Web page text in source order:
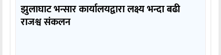
झुलाघाट भन्सार कार्यालयद्वारा लक्ष्य भन्दा बढी
राजश्व संकलन